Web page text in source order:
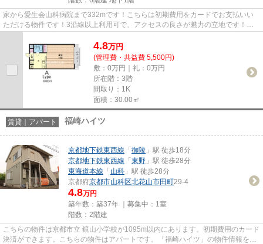
家から愛生会山科病院まで332mです！こちらは初期費用をカードでお支払いい
ただける物件です！3沿線以上利用可で、アクセスの良さが魅力の立地です！
4.8万円
(管理費・共益費 5,500円)
敷：0万円｜礼：0万円
所在階：3階
間取り：1K
面積：30.00㎡
賃貸｜アパート 福崎ハイツ
京都地下鉄東西線 「 御陵 」駅 徒歩18分
京都地下鉄東西線 「 東野 」駅 徒歩28分
東海道本線 「 山科 」駅 徒歩28分
京都府京都市山科区北花山市田町29-4
4.8万円
築年数：築37年 ｜募集中： 1室
階数：2階建
こちらの物件は京都市立 鏡山小学校が1095m以内にあります。初期費用のカード
決済ができます。こちらの物件はアパートです。「福崎ハイツ」の物件情報をお